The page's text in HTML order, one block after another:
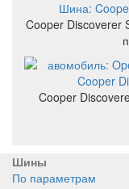
Cooper Discoverer
Cooper
Шины
По параметрам